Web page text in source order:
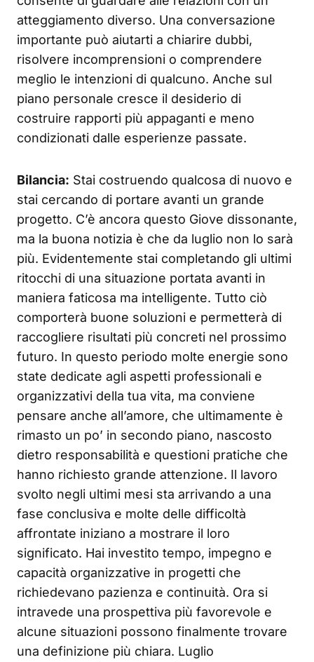
atteggiamento diverso. Una conversazione
importante può aiutarti a chiarire dubbi,
risolvere incomprensioni o comprendere
meglio le intenzioni di qualcuno. Anche sul
piano personale cresce il desiderio di
costruire rapporti più appaganti e meno
condizionati dalle esperienze passate.
Bilancia: Stai costruendo qualcosa di nuovo e
stai cercando di portare avanti un grande
progetto. C’è ancora questo Giove dissonante,
ma la buona notizia è che da luglio non lo sarà
più. Evidentemente stai completando gli ultimi
ritocchi di una situazione portata avanti in
maniera faticosa ma intelligente. Tutto ciò
comporterà buone soluzioni e permetterà di
raccogliere risultati più concreti nel prossimo
futuro. In questo periodo molte energie sono
state dedicate agli aspetti professionali e
organizzativi della tua vita, ma conviene
pensare anche all’amore, che ultimamente è
rimasto un po’ in secondo piano, nascosto
dietro responsabilità e questioni pratiche che
hanno richiesto grande attenzione. Il lavoro
svolto negli ultimi mesi sta arrivando a una
fase conclusiva e molte delle difficoltà
affrontate iniziano a mostrare il loro
significato. Hai investito tempo, impegno e
capacità organizzative in progetti che
richiedevano pazienza e continuità. Ora si
intravede una prospettiva più favorevole e
alcune situazioni possono finalmente trovare
una definizione più chiara. Luglio